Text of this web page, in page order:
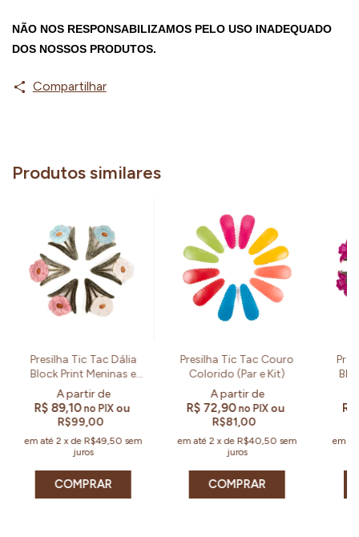
NÃO NOS RESPONSABILIZAMOS PELO USO INADEQUADO
DOS NOSSOS PRODUTOS.
Compartilhar
Produtos similares
Presilha Tic Tac Dália
Block Print Meninas e
Mulheres (Par)
R$ 89,10no PIX ou
R$99,00
em até 2 xde R$49,50 sem
juros
COMPRAR
Presilha Tic Tac Couro
Colorido (Par e Kit)
R$ 72,90 no PIXou
R$81,00
em até 2 xde R$40,50 sem
juros
COMPRAR
em